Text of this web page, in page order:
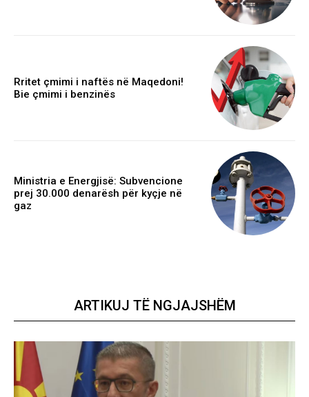
Rritet çmimi i naftës në Maqedoni!
Bie çmimi i benzinës
Ministria e Energjisë: Subvencione
prej 30.000 denarësh për kyçje në
gaz
ARTIKUJ TË NGJAJSHËM